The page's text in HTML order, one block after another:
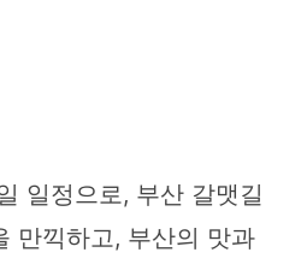
일정으로, 부산 갈맷길
만끽하고, 부산의 맛과